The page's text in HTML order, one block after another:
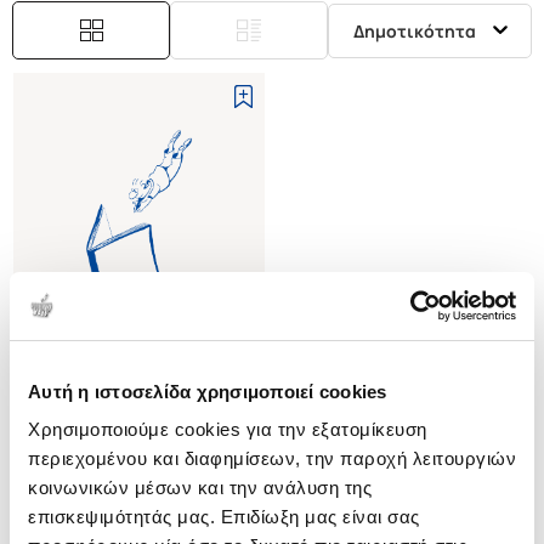
Αυτή η ιστοσελίδα χρησιμοποιεί cookies
Χρησιμοποιούμε cookies για την εξατομίκευση
περιεχομένου και διαφημίσεων, την παροχή λειτουργιών
κοινωνικών μέσων και την ανάλυση της
επισκεψιμότητάς μας. Επιδίωξη μας είναι σας
Δημοτικότητα
(0)
(P/B) COMIC BOOKS 101
THE HISTORY, METHODS AND
MADNESS
RYALL CHRIS
Κωδ. Πολιτείας:6944-0003